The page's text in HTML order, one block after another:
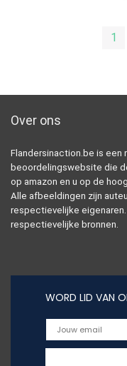
1
Over ons
Flandersinaction.be is een
beoordelingswebsite die
op amazon en u op de
Alle afbeeldingen zijn
respectievelijke
respectievelijke bronnen.
WORD LID VAN